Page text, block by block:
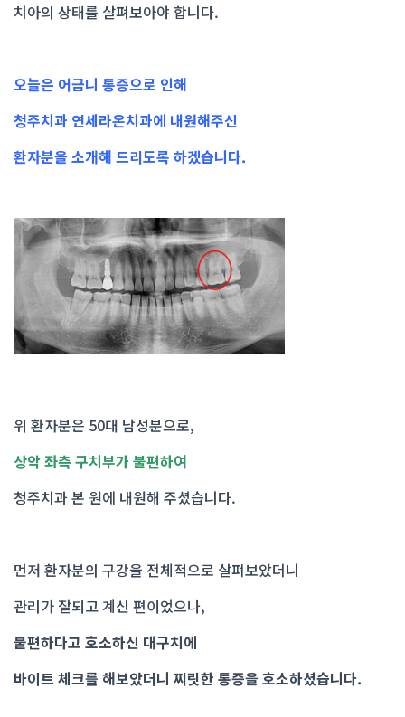
치아의 상태를 살펴보아야 합니다.
오늘은 어금니 통증으로 인해
청주치과 연세라온치과에 내원해주신
환자분을 소개해 드리도록 하겠습니다.
위 환자분은 50대 남성분으로,
상악 좌측 구치부가 불편하여
청주치과 본 원에 내원해 주셨습니다.
먼저 환자분의 구강을 전체적으로 살펴보았더니
관리가 잘되고 계신 편이었으나,
불편하다고 호소하신 대구치에
바이트 체크를 해보았더니 찌릿한 통증을 호소하셨습니다.